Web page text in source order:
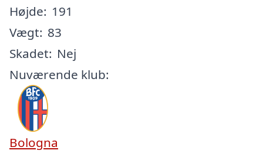
Højde: 191
Vægt: 83
Skadet: Nej
Nuværende klub:
Bologna